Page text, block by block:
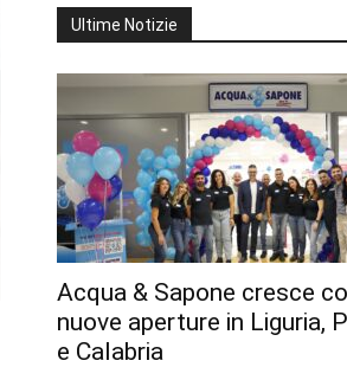
Ultime Notizie
Acqua & Sapone cresce
nuove aperture in Liguria,
e Calabria